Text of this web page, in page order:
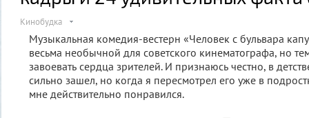
Кинобудка
Музыкальная комедия-вестерн «Человек с бульвара
весьма необычной для советского кинематографа, но
завоевать сердца зрителей. И признаюсь честно, в
сильно зашел, но когда я пересмотрел его уже в
мне действительно понравился.